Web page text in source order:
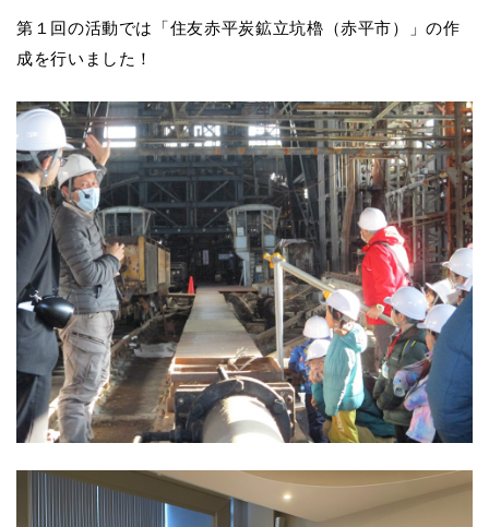
第１回の活動では「住友赤平炭鉱立坑櫓（赤平市）」の作
成を行いました！